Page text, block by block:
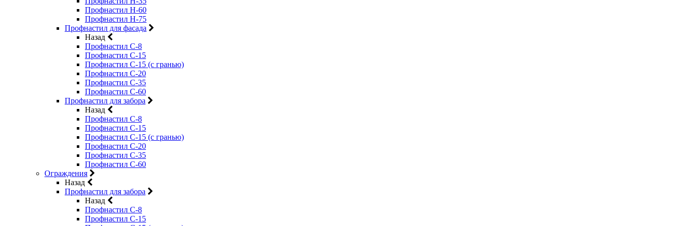
Профнастил Н-60
Профнастил Н-75
Профнастил для фасада
Назад
Профнастил С-8
Профнастил С-15
Профнастил С-15 (с гранью)
Профнастил С-20
Профнастил С-35
Профнастил С-60
Профнастил для забора
Назад
Профнастил С-8
Профнастил С-15
Профнастил С-15 (с гранью)
Профнастил С-20
Профнастил С-35
Профнастил С-60
Ограждения
Назад
Профнастил для забора
Назад
Профнастил С-8
Профнастил С-15